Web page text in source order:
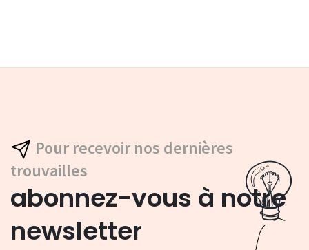
Pour recevoir nos dernières
trouvailles
abonnez-vous à notre
newsletter